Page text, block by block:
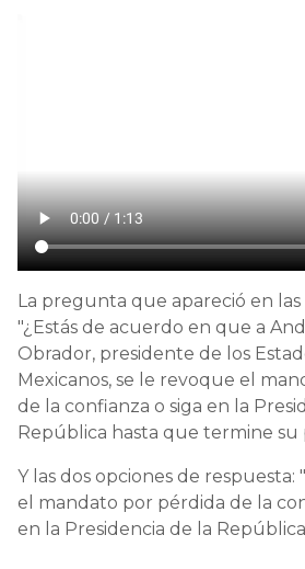
La pregunta que apareció en
"¿Estás de acuerdo en que a
Obrador, presidente de los
Mexicanos, se le revoque el
de la confianza o siga en la
República hasta que termine su
Y las dos opciones de
el mandato por pérdida de la
en la Presidencia de la